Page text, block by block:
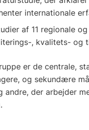
internationale
af 11 regionale
, kvalitets- og
er de centrale,
og sekundære
andre, der arbejder